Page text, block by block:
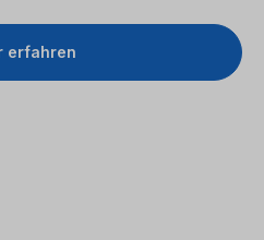
erfahren